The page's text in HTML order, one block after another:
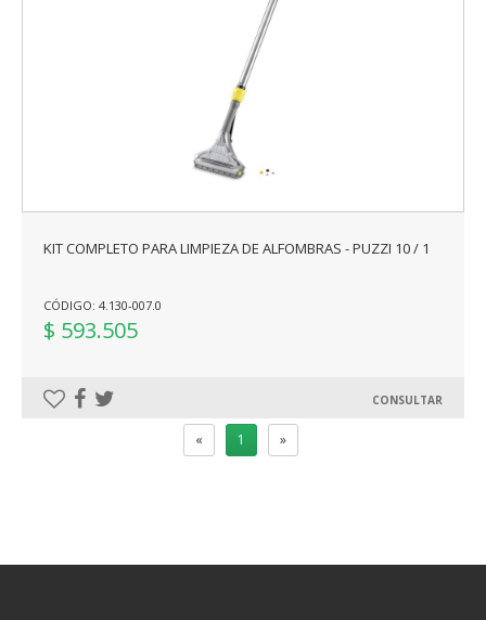
KIT COMPLETO PARA LIMPIEZA DE ALFOMBRAS - PUZZI 10 / 1
CÓDIGO: 4.130-007.0
$ 593.505
CONSULTAR
« 1 »